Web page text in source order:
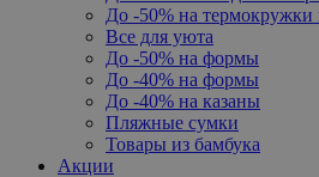
До -50% на термокружки
Все для уюта
До -50% на формы
До -40% на формы
До -40% на казаны
Пляжные сумки
Товары из бамбука
Акции